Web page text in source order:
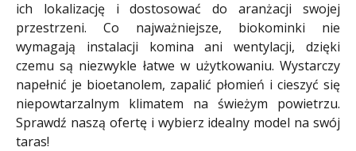
ich lokalizację i dostosować do aranżacji swojej
przestrzeni. Co najważniejsze, biokominki nie
wymagają instalacji komina ani wentylacji, dzięki
czemu są niezwykle łatwe w użytkowaniu. Wystarczy
napełnić je bioetanolem, zapalić płomień i cieszyć się
niepowtarzalnym klimatem na świeżym powietrzu.
Sprawdź naszą ofertę i wybierz idealny model na swój
taras!